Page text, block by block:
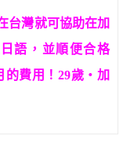
台灣就可協助在加
語，並順便合格
的費用！29歲‧加